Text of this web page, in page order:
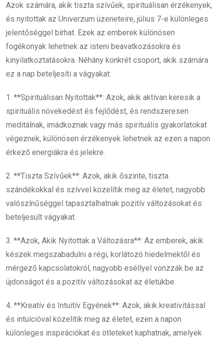
Azok számára, akik tiszta szívűek, spirituálisan érzékenyek,
és nyitottak az Univerzum üzeneteire, július 7-e különleges
jelentőséggel bírhat. Ezek az emberek különösen
fogékonyak lehetnek az isteni beavatkozásokra és
kinyilatkoztatásokra. Néhány konkrét csoport, akik számára
ez a nap beteljesíti a vágyakat:
1. **Spirituálisan Nyitottak**: Azok, akik aktívan keresik a
spirituális növekedést és fejlődést, és rendszeresen
meditálnak, imádkoznak vagy más spirituális gyakorlatokat
végeznek, különösen érzékenyek lehetnek az ezen a napon
érkező energiákra és jelekre.
2. **Tiszta Szívűek**: Azok, akik őszinte, tiszta
szándékokkal és szívvel közelítik meg az életet, nagyobb
valószínűséggel tapasztalhatnak pozitív változásokat és
beteljesült vágyakat.
3. **Azok, Akik Nyitottak a Változásra**: Az emberek, akik
készek megszabadulni a régi, korlátozó hiedelmektől és
mérgező kapcsolatokról, nagyobb eséllyel vonzzák be az
újdonságot és a pozitív változásokat az életükbe.
4. **Kreatív és Intuitív Egyének**: Azok, akik kreativitással
és intuícióval közelítik meg az életet, ezen a napon
különleges inspirációkat és ötleteket kaphatnak, amelyek